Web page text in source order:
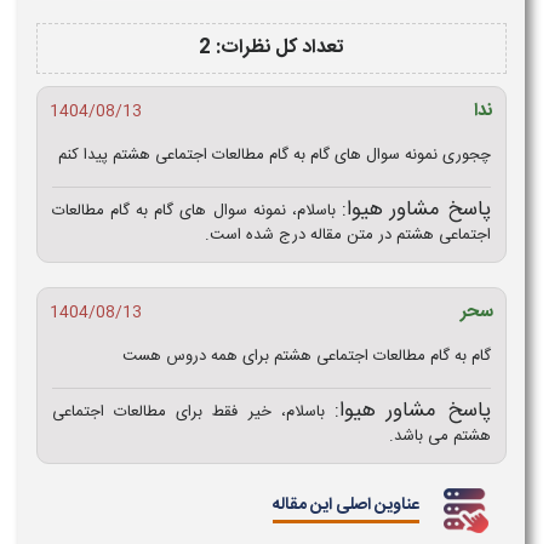
تعداد کل نظرات: 2
ندا
1404/08/13
چجوری نمونه سوال های گام به گام مطالعات اجتماعی هشتم پیدا کنم
پاسخ مشاور هیوا: باسلام، نمونه سوال های گام به گام مطالعات
اجتماعی هشتم در متن مقاله درج شده است.
سحر
1404/08/13
گام به گام مطالعات اجتماعی هشتم برای همه دروس هست
پاسخ مشاور هیوا: باسلام، خیر فقط برای مطالعات اجتماعی
هشتم می باشد.
عناوین اصلی این مقاله